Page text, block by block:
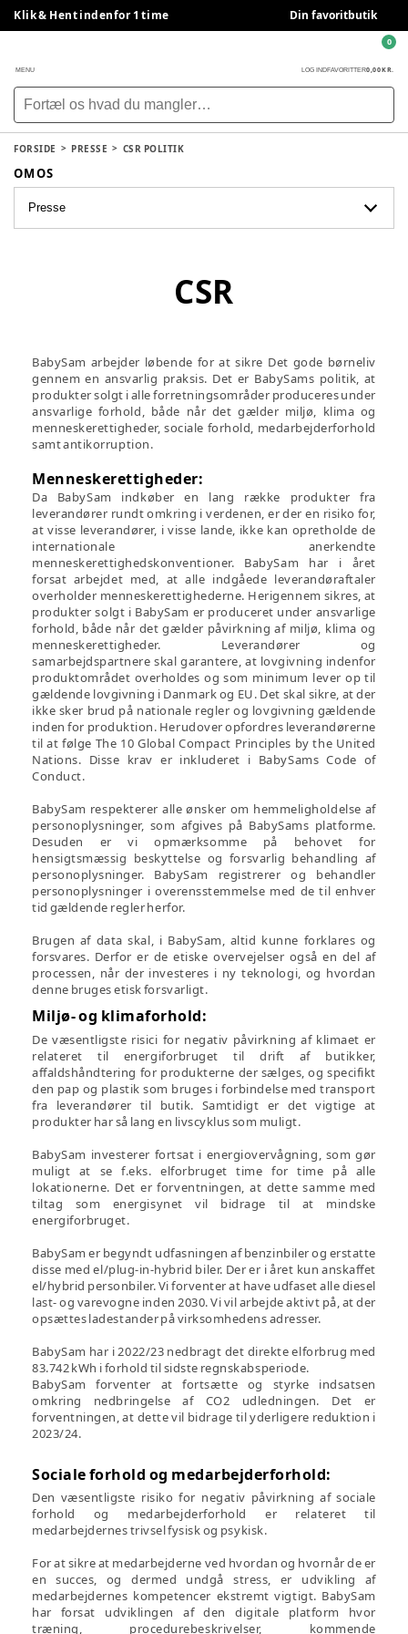
Klik & Hent indenfor 1 time Din favoritbutik
MENU LOG INDFAVORITTER0,00 KR.
0
FORSIDE PRESSE CSR POLITIK
OM OS
Presse
CSR
BabySam arbejder løbende for at sikre Det gode børneliv
gennem en ansvarlig praksis. Det er BabySams politik, at
produkter solgt i alle forretningsområder produceres under
ansvarlige forhold, både når det gælder miljø, klima og
menneskerettigheder, sociale forhold, medarbejderforhold
samt antikorruption.
Menneskerettigheder:
Da BabySam indkøber en lang række produkter fra
leverandører rundt omkring i verdenen, er der en risiko for,
at visse leverandører, i visse lande, ikke kan opretholde de
internationale anerkendte
menneskerettighedskonventioner. BabySam har i året
forsat arbejdet med, at alle indgåede leverandøraftaler
overholder menneskerettighederne. Herigennem sikres, at
produkter solgt i BabySam er produceret under ansvarlige
forhold, både når det gælder påvirkning af miljø, klima og
menneskerettigheder. Leverandører og
samarbejdspartnere skal garantere, at lovgivning indenfor
produktområdet overholdes og som minimum lever op til
gældende lovgivning i Danmark og EU. Det skal sikre, at der
ikke sker brud på nationale regler og lovgivning gældende
inden for produktion. Herudover opfordres leverandørerne
til at følge The 10 Global Compact Principles by the United
Nations. Disse krav er inkluderet i BabySams Code of
Conduct.
BabySam respekterer alle ønsker om hemmeligholdelse af
personoplysninger, som afgives på BabySams platforme.
Desuden er vi opmærksomme på behovet for
hensigtsmæssig beskyttelse og forsvarlig behandling af
personoplysninger. BabySam registrerer og behandler
personoplysninger i overensstemmelse med de til enhver
tid gældende regler herfor.
Brugen af data skal, i BabySam, altid kunne forklares og
forsvares. Derfor er de etiske overvejelser også en del af
processen, når der investeres i ny teknologi, og hvordan
denne bruges etisk forsvarligt.
Miljø- og klimaforhold:
De væsentligste risici for negativ påvirkning af klimaet er
relateret til energiforbruget til drift af butikker,
affaldshåndtering for produkterne der sælges, og specifikt
den pap og plastik som bruges i forbindelse med transport
fra leverandører til butik. Samtidigt er det vigtige at
produkter har så lang en livscyklus som muligt.
BabySam investerer fortsat i energiovervågning, som gør
muligt at se f.eks. elforbruget time for time på alle
lokationerne. Det er forventningen, at dette samme med
tiltag som energisynet vil bidrage til at mindske
energiforbruget.
BabySam er begyndt udfasningen af benzinbiler og erstatte
disse med el/plug-in-hybrid biler. Der er i året kun anskaffet
el/hybrid personbiler. Vi forventer at have udfaset alle diesel
last- og varevogne inden 2030. Vi vil arbejde aktivt på, at der
opsættes ladestander på virksomhedens adresser.
BabySam har i 2022/23 nedbragt det direkte elforbrug med
83.742 kWh i forhold til sidste regnskabsperiode.
BabySam forventer at fortsætte og styrke indsatsen
omkring nedbringelse af CO2 udledningen. Det er
forventningen, at dette vil bidrage til yderligere reduktion i
2023/24.
Sociale forhold og medarbejderforhold:
Den væsentligste risiko for negativ påvirkning af sociale
forhold og medarbejderforhold er relateret til
medarbejdernes trivsel fysisk og psykisk.
For at sikre at medarbejderne ved hvordan og hvornår de er
en succes, og dermed undgå stress, er udvikling af
medarbejdernes kompetencer ekstremt vigtigt. BabySam
har forsat udviklingen af den digitale platform hvor
træning, procedurebeskrivelser, kommende